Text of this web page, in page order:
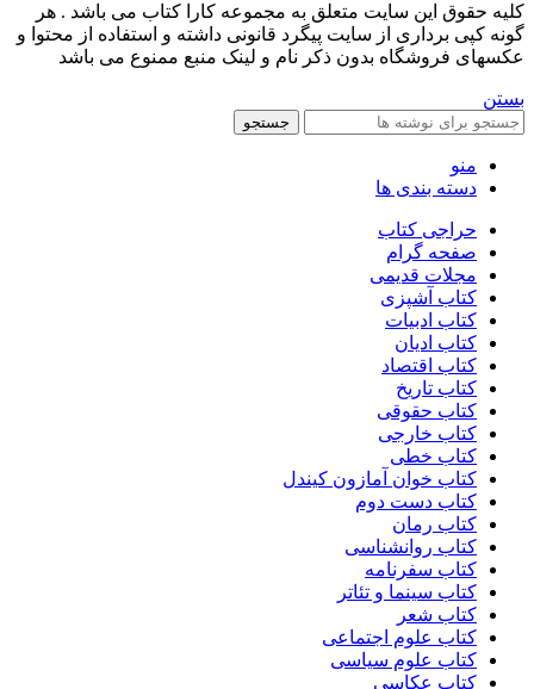
کليه حقوق اين سايت متعلق به مجموعه کارا کتاب می باشد . هر
گونه کپی برداری از سایت پیگرد قانونی داشته و استفاده از محتوا و
عکسهای فروشگاه بدون ذکر نام و لینک منبع ممنوع می باشد
بستن
جستجو
منو
دسته بندی ها
حراجی کتاب
صفحه گرام
مجلات قدیمی
کتاب آشپزی
کتاب ادبیات
کتاب ادیان
کتاب اقتصاد
کتاب تاریخ
کتاب حقوقی
کتاب خارجی
کتاب خطی
کتاب خوان آمازون کیندل
کتاب دست دوم
کتاب رمان
کتاب روانشناسی
کتاب سفرنامه
کتاب سینما و تئاتر
کتاب شعر
کتاب علوم اجتماعی
کتاب علوم سیاسی
کتاب عکاسی